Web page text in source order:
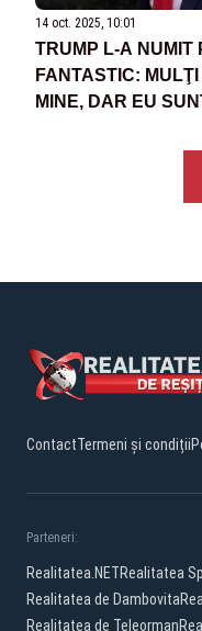
14 oct. 2025, 10:01
TRUMP L-A NUMIT
FANTASTIC:
MINE, DAR EU
ContactTermeni și condiții
Parteneri:
Realitatea.NETRealitatea
Realitatea de Dambovita
Realitatea de Teleorman